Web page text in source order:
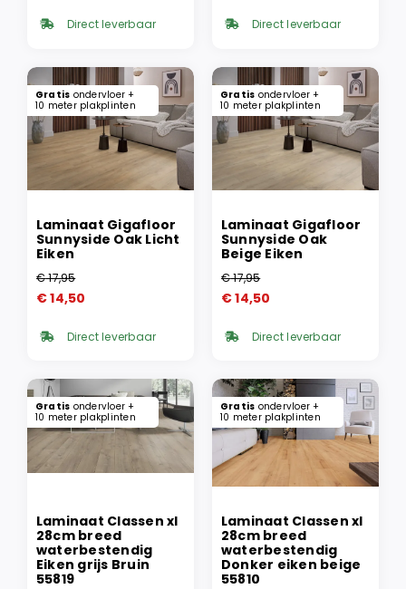
was:
is: Direct leverbaar was:
is: Direct leverbaar
Gratis ondervloer +
10 meter plakplinten
Laminaat Gigafloor
Sunnyside Oak Licht
Eiken
€17,95
Oorspronkelijke
was:
€14,50
Huidige
is: Direct leverbaar
Gratis ondervloer +
10 meter plakplinten
Laminaat Gigafloor
Sunnyside Oak
Beige Eiken
€17,95
Oorspronkelijke
was:
€14,50
Huidige
is: Direct leverbaar
Gratis ondervloer +
10 meter plakplinten
Laminaat Classen xl
28cm breed
waterbestendig
Eiken grijs Bruin
55819
Gratis ondervloer +
10 meter plakplinten
Laminaat Classen xl
28cm breed
waterbestendig
Donker eiken beige
55810